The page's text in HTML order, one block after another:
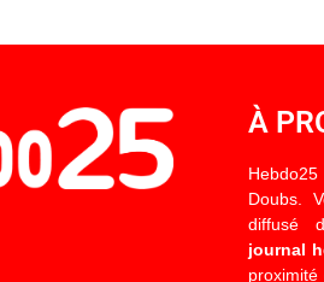
À
Doubs.
diffusé
journal
proximité